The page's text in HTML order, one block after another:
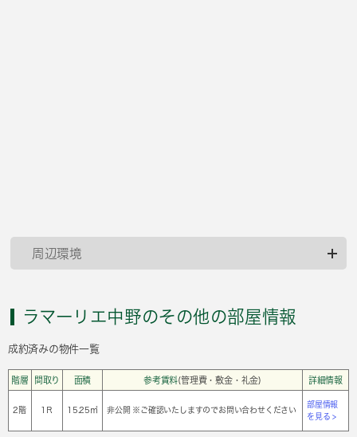
周辺環境
ラマーリエ中野のその他の部屋情報
成約済みの物件一覧
階層 間取り 面積 参考賃料(管理費・敷金・礼金) 詳細情報
2階 1Ｒ 15.25㎡ 非公開 ※ご確認いたしますのでお問い合わせください
部屋情報
を見る >